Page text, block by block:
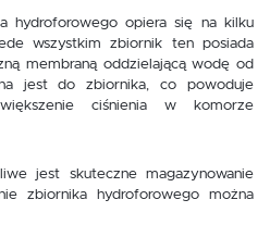
hydroforowego opiera się na kilku
wszystkim zbiornik ten posiada
membraną oddzielającą wodę od
jest do zbiornika, co powoduje
ciśnienia w komorze
jest skuteczne magazynowanie
zbiornika hydroforowego można